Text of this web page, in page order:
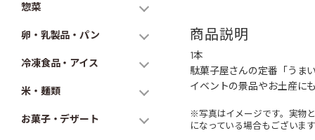
惣菜
卵・乳製品・パン
冷凍食品・アイス
米・麺類
お菓子・デザート
商品説明
1本
駄菓子屋さんの定番「うま
イベントの景品やお土産に
※写真はイメージです。実物
になっている場合もございま